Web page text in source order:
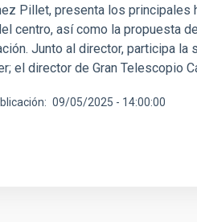
Pillet, presenta los principales
centro, así como la propuesta
Junto al director, participa la
el director de Gran Telescopio
09/05/2025 - 14:00:00